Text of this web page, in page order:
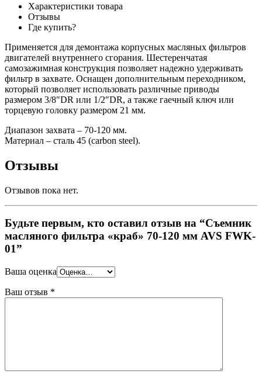
Характеристики товара
Отзывы
Где купить?
Применяется для демонтажа корпусных масляных фильтров
двигателей внутреннего сгорания. Шестеренчатая
самозажимная конструкция позволяет надежно удерживать
фильтр в захвате. Оснащен дополнительным переходником,
который позволяет использовать различные приводы
размером 3/8″DR или 1/2″DR, а также гаечный ключ или
торцевую головку размером 21 мм.
Диапазон захвата – 70-120 мм.
Материал – сталь 45 (carbon steel).
Отзывы
Отзывов пока нет.
Будьте первым, кто оставил отзыв на “Съемник
масляного фильтра «краб» 70-120 мм AVS FWK-
01”
Ваша оценка
Ваш отзыв *